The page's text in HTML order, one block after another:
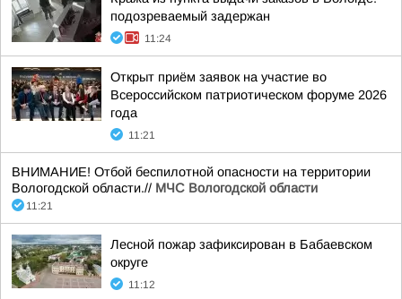
подозреваемый задержан
11:24
Открыт приём заявок на участие во
Всероссийском патриотическом форуме 2026
года
11:21
ВНИМАНИЕ! Отбой беспилотной опасности на территории
Вологодской области.// МЧС Вологодской области
11:21
Лесной пожар зафиксирован в Бабаевском
округе
11:12